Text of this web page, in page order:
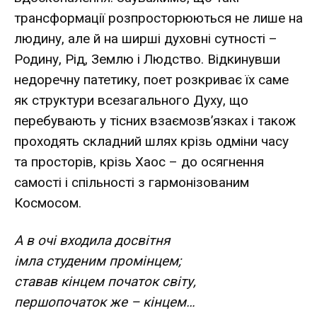
трансформації розпросторюються не лише на
людину, але й на ширші духовні сутності –
Родину, Рід, Землю і Людство. Відкинувши
недоречну патетику, поет розкриває їх саме
як структури всезагального Духу, що
перебувають у тісних взаємозв’язках і також
проходять складний шлях крізь одміни часу
та просторів, крізь Хаос – до осягнення
самості і спільності з гармонізованим
Космосом.
А в очі входила досвітня
імла студеним промінцем;
ставав кінцем початок світу,
першопочаток же – кінцем…